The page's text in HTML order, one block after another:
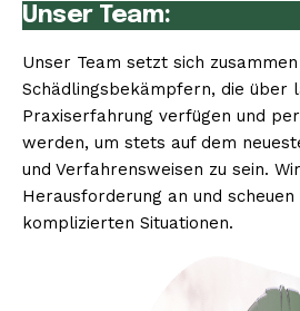
Unser Team:
Unser Team setzt sich
Schädlingsbekämpfern, die über
Praxiserfahrung verfügen und
werden, um stets auf dem
und Verfahrensweisen zu sein.
Herausforderung an und
komplizierten Situationen.